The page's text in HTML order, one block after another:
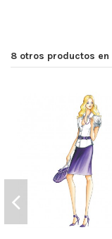
8 otros productos